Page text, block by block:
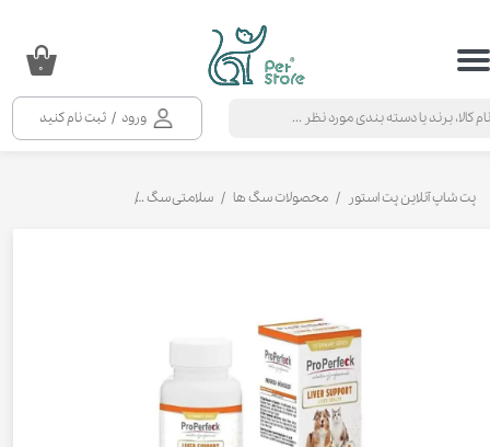
ورود / ثبت نام کنید
حساب کاربری من
خروج از حساب کاربری
۰
پت شاپ آنلاین پت استور محصولات سگ ها سلامتی سگ